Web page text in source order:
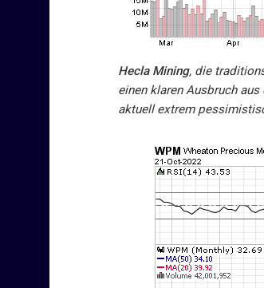
Hecla Mining, die
einen klaren Ausbruch
aktuell extrem